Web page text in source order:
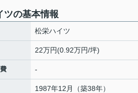
ツの基本情報
松栄ハイツ
22万円(0.92万円/坪)
-
1987年12月（築38年）